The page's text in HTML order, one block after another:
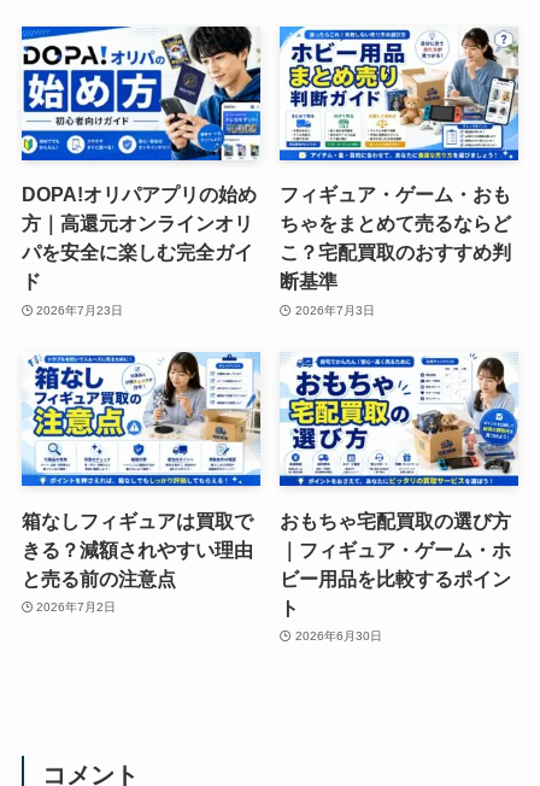
DOPA!オリパアプリの始め
方｜高還元オンラインオリ
パを安全に楽しむ完全ガイ
ド
2026年7月23日
フィギュア・ゲーム・おも
ちゃをまとめて売るならど
こ？宅配買取のおすすめ判
断基準
2026年7月3日
箱なしフィギュアは買取で
きる？減額されやすい理由
と売る前の注意点
2026年7月2日
おもちゃ宅配買取の選び方
｜フィギュア・ゲーム・ホ
ビー用品を比較するポイン
ト
2026年6月30日
コメント